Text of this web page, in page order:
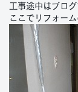
工事途中はブログ
ここでリフォー